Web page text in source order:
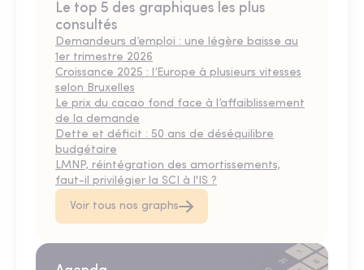
Le top 5 des graphiques les plus
consultés
Demandeurs d’emploi : une légère baisse au
1er trimestre 2026
Croissance 2025 : l’Europe à plusieurs vitesses
selon Bruxelles
Le prix du cacao fond face à l’affaiblissement
de la demande
Dette et déficit : 50 ans de déséquilibre
budgétaire
LMNP, réintégration des amortissements,
faut-il privilégier la SCI à l'IS ?
Voir tous nos graphs